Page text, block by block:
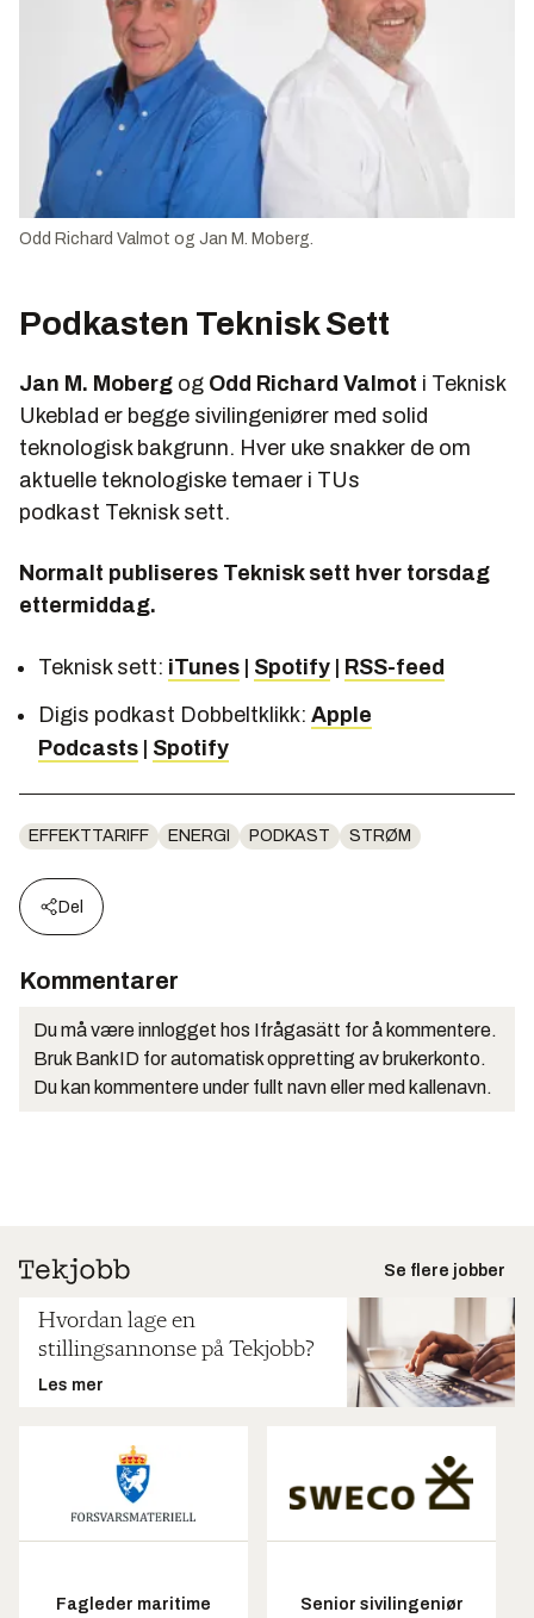
Odd Richard Valmot og Jan M. Moberg.
Podkasten Teknisk Sett
Jan M. Moberg og Odd Richard Valmot i Teknisk
Ukeblad er begge sivilingeniører med solid
teknologisk bakgrunn. Hver uke snakker de om
aktuelle teknologiske temaer i TUs
podkast Teknisk sett.
Normalt publiseres Teknisk sett hver torsdag
ettermiddag.
Teknisk sett: iTunes | Spotify | RSS-feed
Digis podkast Dobbeltklikk: Apple
Podcasts | Spotify
EFFEKTTARIFF ENERGI PODKAST STRØM
Del
Kommentarer
Du må være innlogget hos Ifrågasätt for å kommentere.
Bruk BankID for automatisk oppretting av brukerkonto.
Du kan kommentere under fullt navn eller med kallenavn.
Se flere jobber
Hvordan lage en
stillingsannonse på Tekjobb?
Les mer
Fagleder maritime
Senior sivilingeniør